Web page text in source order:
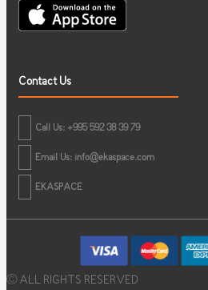
Contact Us
Call Us: +995 592 38 39 79
Email Us: info@ekaspace.com
EKASPACE
© ALL RIGHTS RESERVED